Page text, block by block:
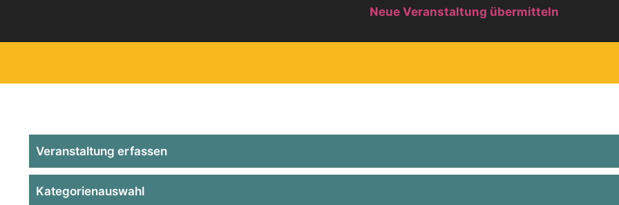
springen
Neue Veranstaltung übermitteln
Veranstaltung erfassen
Kategorienauswahl